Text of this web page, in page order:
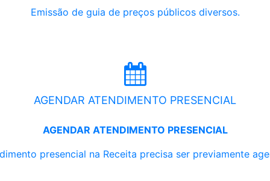
Emissão de guia de preços públicos diversos.
AGENDAR ATENDIMENTO PRESENCIAL
AGENDAR ATENDIMENTO PRESENCIAL
presencial na Receita precisa ser previamente